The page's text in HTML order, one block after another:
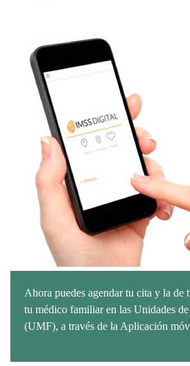
Ahora puedes agendar tu cita y la de
tu médico familiar en las Unidades
(UMF), a través de la Aplicación